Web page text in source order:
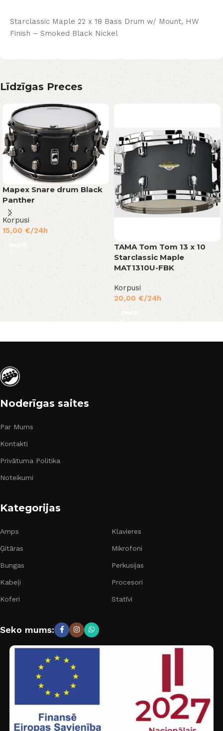
Starclassic Maple 22 x 18 Bass Drum w/ Mount, HW
Finish – Smoked Black Nickel
Līdzīgas Preces
Mapex Snare drum Black
Panther
Korpusi
15,00 €/24h
Skatīt
TAMA Tom Tom 13 x 10
Starclassic Maple
MAT1310U-FBK
Korpusi
20,00 €/24h
Skatīt
Noderīgas saites
Par Mums
Kontakti
Privātuma Politika
Noteikumi
Kategorijas
Amps
Ģitāras
Bungas
Kabeļi
Koferi
Klavieres
Mikrofoni
Perkusijas
Procesori
Statīvi
Seko mums: